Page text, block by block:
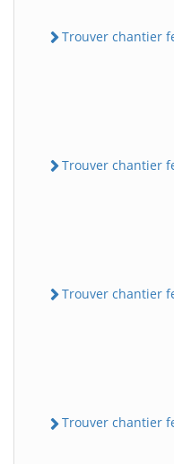
Trouver chantier
Trouver chantier
Trouver chantier
Trouver chantier